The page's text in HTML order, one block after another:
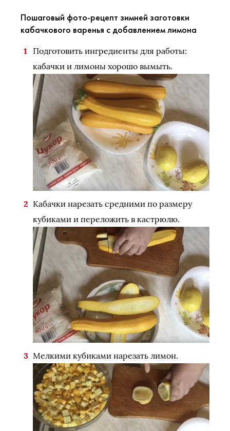
Пошаговый фото-рецепт зимней заготовки
кабачкового варенья с добавлением лимона
Подготовить ингредиенты для работы:
кабачки и лимоны хорошо вымыть.
Кабачки нарезать средними по размеру
кубиками и переложить в кастрюлю.
Мелкими кубиками нарезать лимон.